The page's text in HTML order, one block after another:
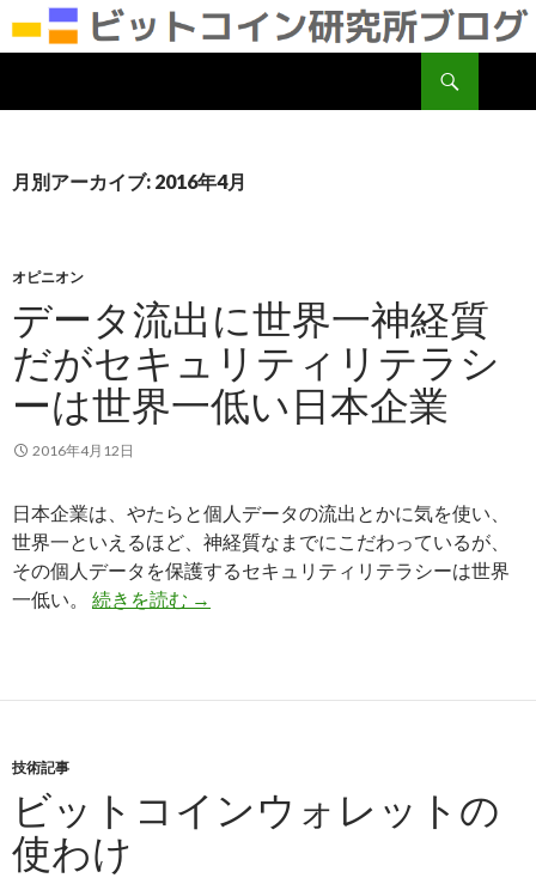
ン
動
月別アーカイブ: 2016年4月
オピニオン
データ流出に世界一神経質
だがセキュリティリテラシ
ーは世界一低い日本企業
2016年4月12日
日本企業は、やたらと個人データの流出とかに気を使い、
世界一といえるほど、神経質なまでにこだわっているが、
その個人データを保護するセキュリティリテラシーは世界
一低い。 続きを読む データ流出に世界一神経質だがセキュ
→
技術記事
ビットコインウォレットの
使わけ